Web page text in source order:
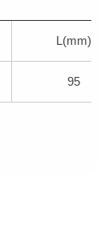
L(mm)
95